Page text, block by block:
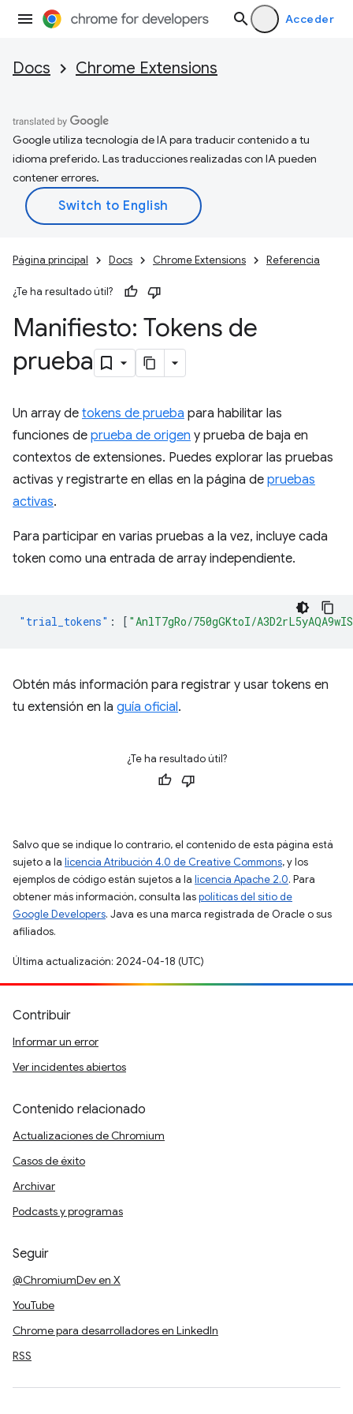
Acceder
Docs Chrome Extensions
Google utiliza tecnología de IA para traducir contenido a tu
idioma preferido. Las traducciones realizadas con IA pueden
contener errores.
Página principal Docs Chrome Extensions Referencia
¿Te ha resultado útil?
Manifiesto: Tokens de
prueba
Un array de tokens de prueba para habilitar las
funciones de prueba de origen y prueba de baja en
contextos de extensiones. Puedes explorar las pruebas
activas y registrarte en ellas en la página de pruebas
activas.
Para participar en varias pruebas a la vez, incluye cada
token como una entrada de array independiente.
"trial_tokens" : [ "AnlT7gRo/750gGKtoI/
Obtén más información para registrar y usar tokens en
tu extensión en la guía oficial.
¿Te ha resultado útil?
Salvo que se indique lo contrario, el contenido de esta página está
sujeto a la licencia Atribución 4.0 de Creative Commons, y los
ejemplos de código están sujetos a la licencia Apache 2.0. Para
obtener más información, consulta laspolíticas del sitio de
Google Developers. Java es una marca registrada de Oracle o sus
afiliados.
Última actualización: 2024-04-18 (UTC)
Contribuir
Informar un error
Ver incidentes abiertos
Contenido relacionado
Actualizaciones de Chromium
Casos de éxito
Archivar
Podcasts y programas
Seguir
@ChromiumDev en X
YouTube
Chrome para desarrolladores en LinkedIn
RSS